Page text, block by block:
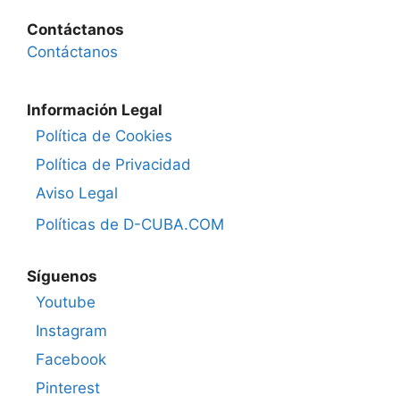
Contáctanos
Contáctanos
Información Legal
Política de Cookies
Política de Privacidad
Aviso Legal
Políticas de D-CUBA.COM
Síguenos
Youtube
Instagram
Facebook
Pinterest